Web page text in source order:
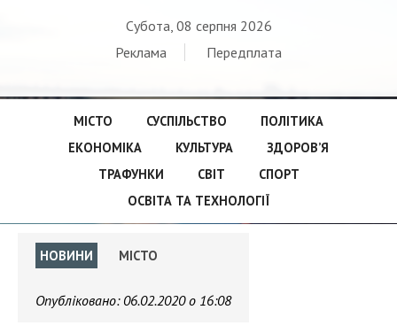
Субота, 08 серпня 2026
Реклама
Передплата
МІСТО СУСПІЛЬСТВО
ПОЛІТИКА
ЕКОНОМІКА
КУЛЬТУРА
ЗДОРОВ’Я
ТРАФУНКИ
СВІТ
СПОРТ
ОСВІТА ТА ТЕХНОЛОГІЇ
НОВИНИ МІСТО
Опубліковано: 06.02.2020 о 16:08